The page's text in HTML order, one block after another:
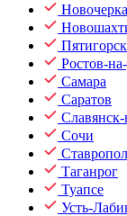
Пятигорск
Ростов-
Самара
Саратов
Сочи
Таганрог
Туапсе
Усть-